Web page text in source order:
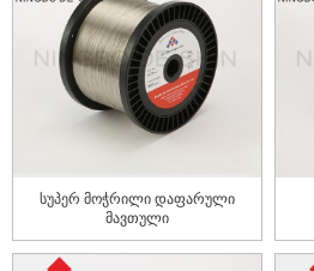
სუპერ მოჭრილი დაფარული
მავთული